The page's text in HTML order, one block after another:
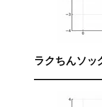
ラクちんソッ